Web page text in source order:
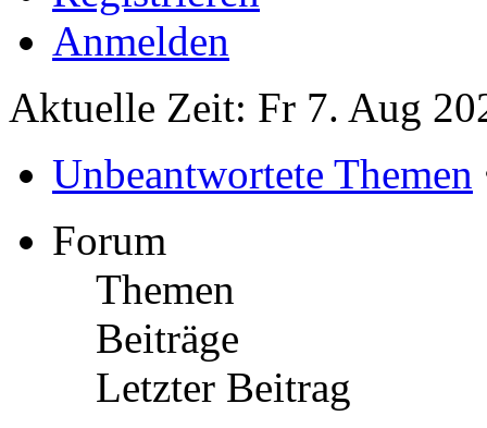
Anmelden
Aktuelle Zeit: Fr 7. Aug
Unbeantwortete Themen
Forum
Themen
Beiträge
Letzter Beitrag